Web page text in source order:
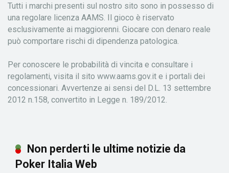
Tutti i marchi presenti sul nostro sito sono in possesso di
una regolare licenza AAMS. Il gioco è riservato
esclusivamente ai maggiorenni. Giocare con denaro reale
può comportare rischi di dipendenza patologica.
Per conoscere le probabilità di vincita e consultare i
regolamenti, visita il sito www.aams.gov.it e i portali dei
concessionari. Avvertenze ai sensi del D.L. 13 settembre
2012 n.158, convertito in Legge n. 189/2012.
Non perderti le ultime notizie da
Poker Italia Web